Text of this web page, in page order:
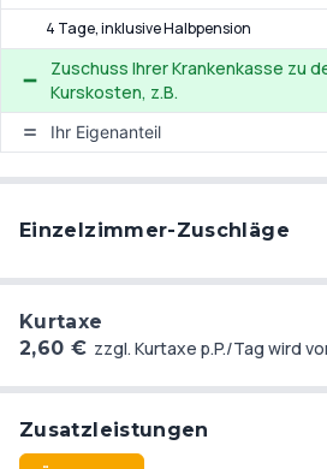
4 Tage, inklusive Halbpension
Zuschuss Ihrer Krankenkasse zu
Kurskosten, z.B.
Ihr Eigenanteil
Einzelzimmer-Zuschläge
Kurtaxe
2,60 € zzgl. Kurtaxe p.P./Tag wird
Zusatzleistungen